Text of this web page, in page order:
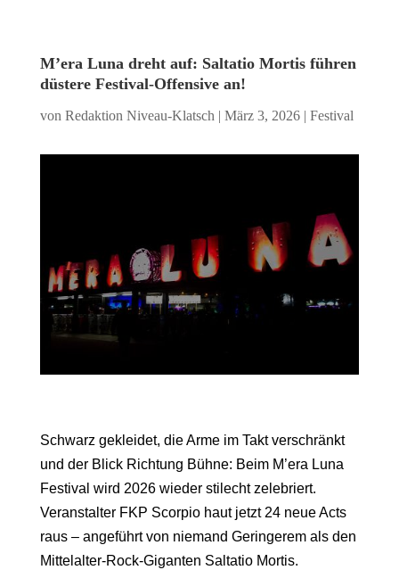
M’era Luna dreht auf: Saltatio Mortis führen
düstere Festival-Offensive an!
von Redaktion Niveau-Klatsch | März 3, 2026| Festival
Schwarz gekleidet, die Arme im Takt verschränkt
und der Blick Richtung Bühne: Beim M’era Luna
Festival wird 2026 wieder stilecht zelebriert.
Veranstalter FKP Scorpio haut jetzt 24 neue Acts
raus – angeführt von niemand Geringerem als den
Mittelalter-Rock-Giganten Saltatio Mortis.